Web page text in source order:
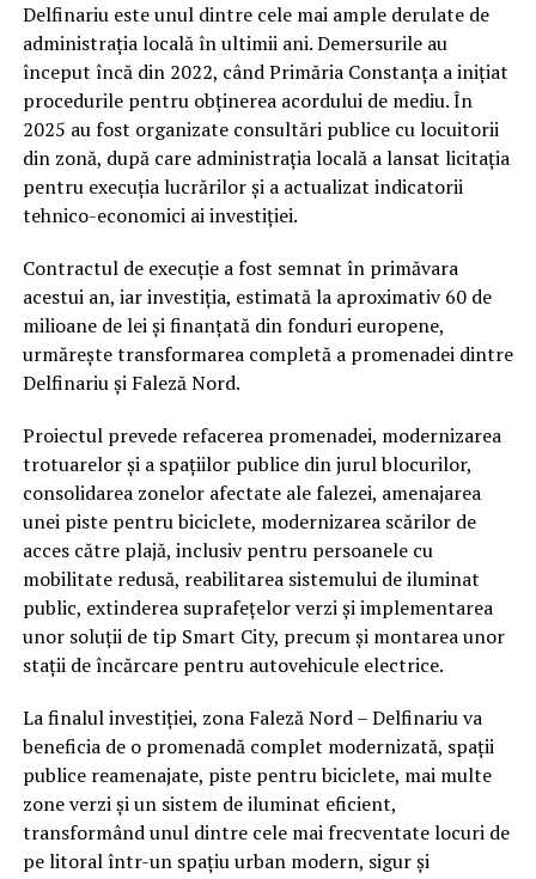
Delfinariu este unul dintre cele mai ample derulate de
administrația locală în ultimii ani. Demersurile au
început încă din 2022, când Primăria Constanța a inițiat
procedurile pentru obținerea acordului de mediu. În
2025 au fost organizate consultări publice cu locuitorii
din zonă, după care administrația locală a lansat licitația
pentru execuția lucrărilor și a actualizat indicatorii
tehnico-economici ai investiției.
Contractul de execuție a fost semnat în primăvara
acestui an, iar investiția, estimată la aproximativ 60 de
milioane de lei și finanțată din fonduri europene,
urmărește transformarea completă a promenadei dintre
Delfinariu și Faleză Nord.
Proiectul prevede refacerea promenadei, modernizarea
trotuarelor și a spațiilor publice din jurul blocurilor,
consolidarea zonelor afectate ale falezei, amenajarea
unei piste pentru biciclete, modernizarea scărilor de
acces către plajă, inclusiv pentru persoanele cu
mobilitate redusă, reabilitarea sistemului de iluminat
public, extinderea suprafețelor verzi și implementarea
unor soluții de tip Smart City, precum și montarea unor
stații de încărcare pentru autovehicule electrice.
La finalul investiției, zona Faleză Nord – Delfinariu va
beneficia de o promenadă complet modernizată, spații
publice reamenajate, piste pentru biciclete, mai multe
zone verzi și un sistem de iluminat eficient,
transformând unul dintre cele mai frecventate locuri de
pe litoral într-un spațiu urban modern, sigur și